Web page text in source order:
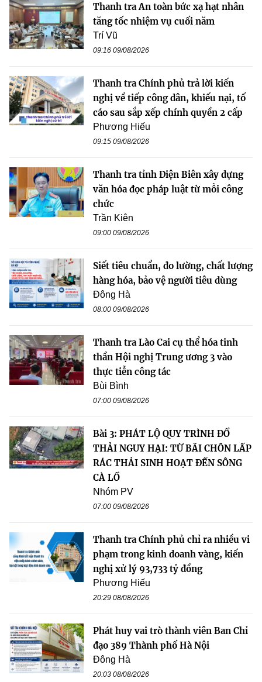
Thanh tra An toàn bức xạ hạt nhân
tăng tốc nhiệm vụ cuối năm
Trí Vũ
09:16 09/08/2026
Thanh tra Chính phủ trả lời kiến
nghị về tiếp công dân, khiếu nại, tố
cáo sau sắp xếp chính quyền 2 cấp
Phương Hiếu
09:15 09/08/2026
Thanh tra tỉnh Điện Biên xây dựng
văn hóa đọc pháp luật từ mỗi công
chức
Trần Kiên
09:00 09/08/2026
Siết tiêu chuẩn, đo lường, chất lượng
hàng hóa, bảo vệ người tiêu dùng
Đông Hà
08:00 09/08/2026
Thanh tra Lào Cai cụ thể hóa tinh
thần Hội nghị Trung ương 3 vào
thực tiễn công tác
Bùi Bình
07:00 09/08/2026
Bài 3: PHÁT LỘ QUY TRÌNH ĐỔ
THẢI NGUY HẠI: TỪ BÃI CHÔN LẤP
RÁC THẢI SINH HOẠT ĐẾN SÔNG
CÀ LỒ
Nhóm PV
07:00 09/08/2026
Thanh tra Chính phủ chỉ ra nhiều vi
phạm trong kinh doanh vàng, kiến
nghị xử lý 93,733 tỷ đồng
Phương Hiếu
20:29 08/08/2026
Phát huy vai trò thành viên Ban Chỉ
đạo 389 Thành phố Hà Nội
Đông Hà
20:03 08/08/2026